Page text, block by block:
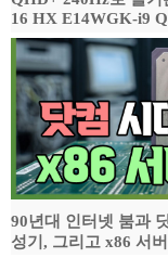
16 HX E14WGK-i9
90년대 인터넷 붐과
성기, 그리고 x86 서